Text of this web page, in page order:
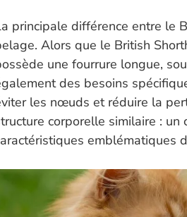
principale différence entre le
Alors que le British
une fourrure longue,
des besoins
les nœuds et réduire la
corporelle similaire :
emblématiques